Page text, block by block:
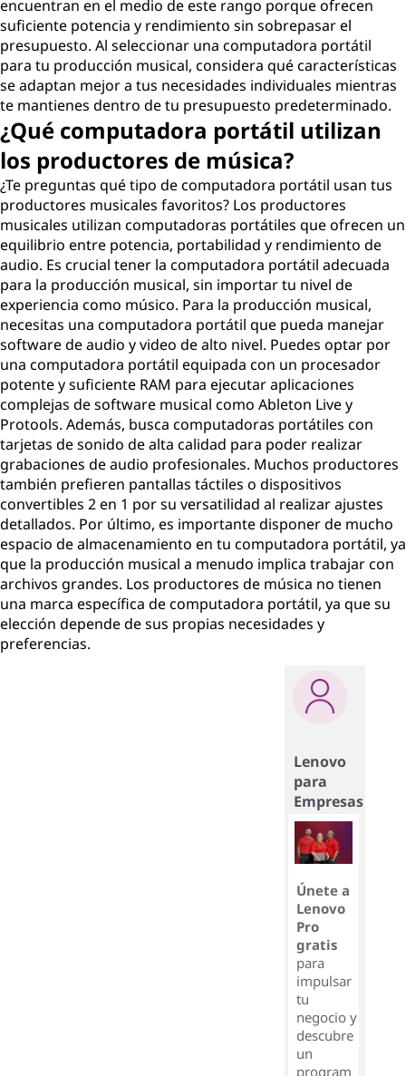
encuentran en el medio de este rango porque ofrecen
suficiente potencia y rendimiento sin sobrepasar el
presupuesto. Al seleccionar una computadora portátil
para tu producción musical, considera qué características
se adaptan mejor a tus necesidades individuales mientras
te mantienes dentro de tu presupuesto predeterminado.
¿Qué computadora portátil utilizan
los productores de música?
¿Te preguntas qué tipo de computadora portátil usan tus
productores musicales favoritos? Los productores
musicales utilizan computadoras portátiles que ofrecen un
equilibrio entre potencia, portabilidad y rendimiento de
audio. Es crucial tener la computadora portátil adecuada
para la producción musical, sin importar tu nivel de
experiencia como músico. Para la producción musical,
necesitas una computadora portátil que pueda manejar
software de audio y video de alto nivel. Puedes optar por
una computadora portátil equipada con un procesador
potente y suficiente RAM para ejecutar aplicaciones
complejas de software musical como Ableton Live y
Protools. Además, busca computadoras portátiles con
tarjetas de sonido de alta calidad para poder realizar
grabaciones de audio profesionales. Muchos productores
también prefieren pantallas táctiles o dispositivos
convertibles 2 en 1 por su versatilidad al realizar ajustes
detallados. Por último, es importante disponer de mucho
espacio de almacenamiento en tu computadora portátil, ya
que la producción musical a menudo implica trabajar con
archivos grandes. Los productores de música no tienen
una marca específica de computadora portátil, ya que su
elección depende de sus propias necesidades y
preferencias.
Lenovo
para
Empresas
Únete a
Lenovo
Pro
gratis
para
impulsar
tu
negocio y
descubre
un
program